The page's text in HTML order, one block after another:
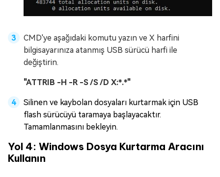
CMD'ye aşağıdaki komutu yazın ve X harfini
bilgisayarınıza atanmış USB sürücü harfi ile
değiştirin.
"ATTRIB -H -R -S /S /D X:*.*"
Silinen ve kaybolan dosyaları kurtarmak için USB
flash sürücüyü taramaya başlayacaktır.
Tamamlanmasını bekleyin.
Yol 4: Windows Dosya Kurtarma Aracını
Kullanın